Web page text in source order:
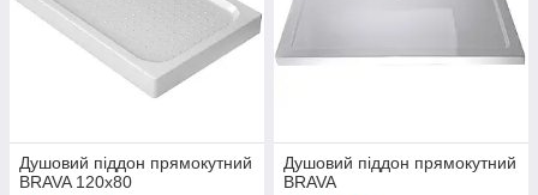
Душовий піддон прямокутний
BRAVA 120x80
Душовий піддон прямокутний
BRAVA